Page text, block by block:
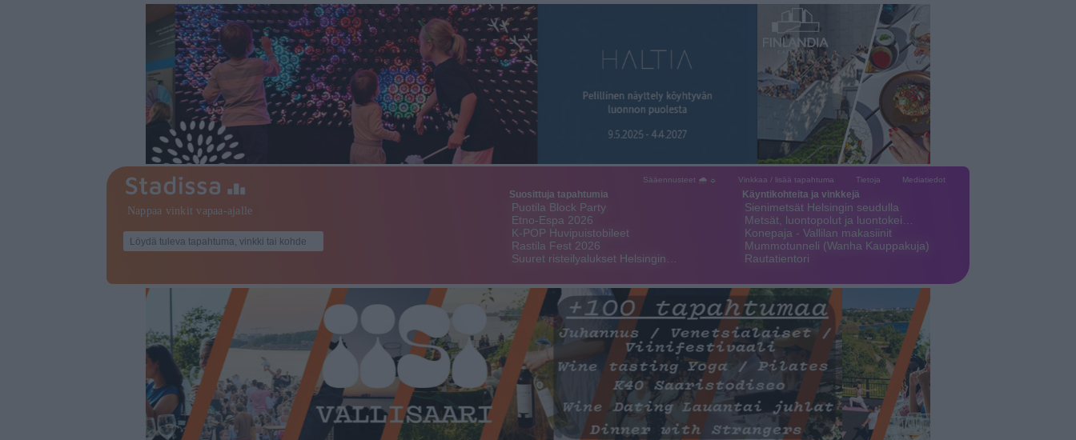
Sääennusteet 🌧 ☼ Vinkkaa / lisää tapahtuma Tietoja Mediatiedot
Suosittuja tapahtumia
Puotila Block Party
Etno-Espa 2026
K-POP Huvipuistobileet
Rastila Fest 2026
Suuret risteilyalukset Helsingin…
Käyntikohteita ja vinkkejä
Sienimetsät Helsingin seudulla
Metsät, luontopolut ja luontokei…
Konepaja - Vallilan makasiinit
Mummotunneli (Wanha Kauppakuja)
Rautatientori